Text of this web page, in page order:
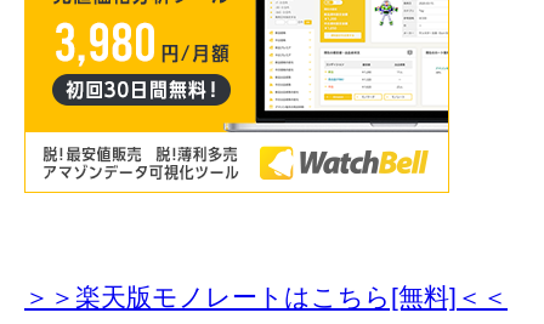
＞＞楽天版モノレートはこちら[無料]＜＜